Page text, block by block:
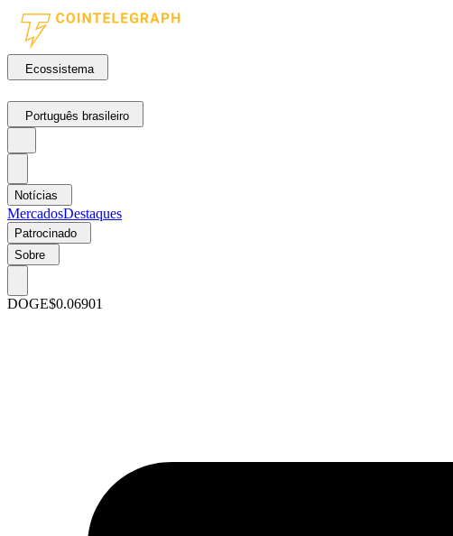
Ecossistema
Português brasileiro
Notícias
MercadosDestaques
Patrocinado
Sobre
DOGE$0.06901